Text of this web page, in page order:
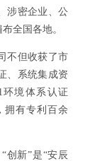
涉密企业、公
全国各地。
不但收获了市
、系统集成资
环境体系认证
拥有专利百余
创新”是“安辰